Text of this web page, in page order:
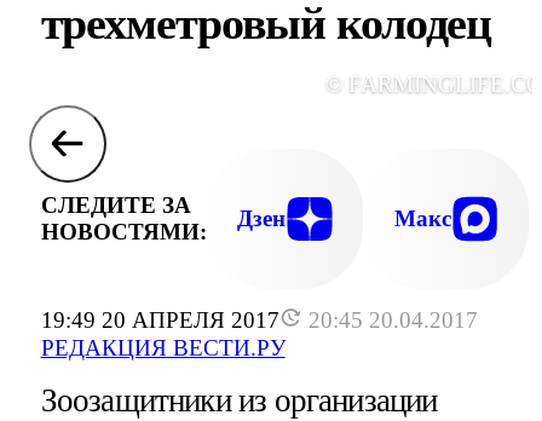
19:49 20 АПРЕЛЯ 2017
20:45 20.04.2017
РЕДАКЦИЯ ВЕСТИ.РУ
трехметровый колодец
©
СЛЕДИТЕ ЗА
НОВОСТЯМИ:
Дзен Макс
Зоозащитники из организации